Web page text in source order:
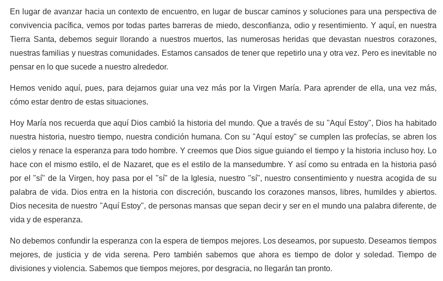
En lugar de avanzar hacia un contexto de encuentro, en lugar de buscar caminos y soluciones para una perspectiva de
convivencia pacífica, vemos por todas partes barreras de miedo, desconfianza, odio y resentimiento. Y aquí, en nuestra
Tierra Santa, debemos seguir llorando a nuestros muertos, las numerosas heridas que devastan nuestros corazones,
nuestras familias y nuestras comunidades. Estamos cansados de tener que repetirlo una y otra vez. Pero es inevitable no
pensar en lo que sucede a nuestro alrededor.
Hemos venido aquí, pues, para dejarnos guiar una vez más por la Virgen María. Para aprender de ella, una vez más,
cómo estar dentro de estas situaciones.
Hoy María nos recuerda que aquí Dios cambió la historia del mundo. Que a través de su "Aquí Estoy", Dios ha habitado
nuestra historia, nuestro tiempo, nuestra condición humana. Con su "Aquí estoy" se cumplen las profecías, se abren los
cielos y renace la esperanza para todo hombre. Y creemos que Dios sigue guiando el tiempo y la historia incluso hoy. Lo
hace con el mismo estilo, el de Nazaret, que es el estilo de la mansedumbre. Y así como su entrada en la historia pasó
por el "sí" de la Virgen, hoy pasa por el "sí" de la Iglesia, nuestro "sí", nuestro consentimiento y nuestra acogida de su
palabra de vida. Dios entra en la historia con discreción, buscando los corazones mansos, libres, humildes y abiertos.
Dios necesita de nuestro "Aquí Estoy", de personas mansas que sepan decir y ser en el mundo una palabra diferente, de
vida y de esperanza.
No debemos confundir la esperanza con la espera de tiempos mejores. Los deseamos, por supuesto. Deseamos tiempos
mejores, de justicia y de vida serena. Pero también sabemos que ahora es tiempo de dolor y soledad. Tiempo de
divisiones y violencia. Sabemos que tiempos mejores, por desgracia, no llegarán tan pronto.